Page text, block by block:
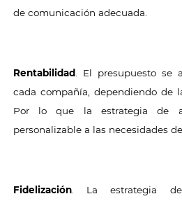
de comunicación adecuada.
Rentabilidad
. El presupuesto
cada compañía, dependiendo de
Por lo que la estrategia de
personalizable a las necesidades
Fidelización. La estrategia de